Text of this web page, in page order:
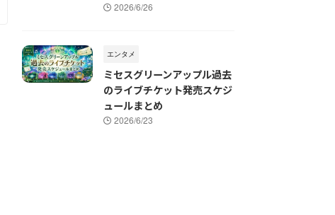
2026/6/26
エンタメ
ミセスグリーンアップル過去
のライブチケット発売スケジ
ュールまとめ
2026/6/23